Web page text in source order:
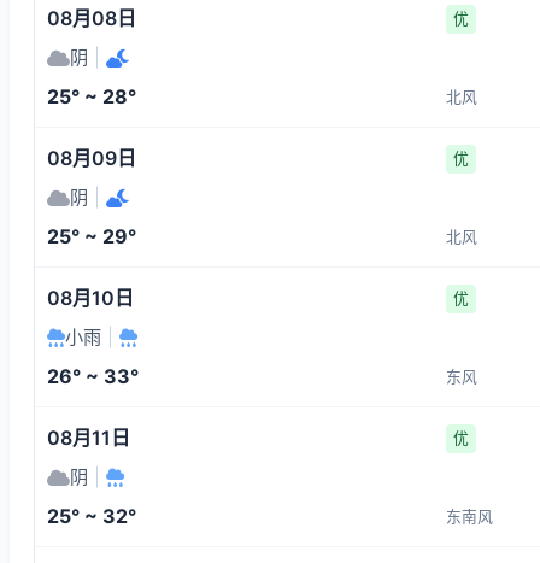
08月08日 优
阴
25° ~ 28° 北风
08月09日 优
阴
25° ~ 29° 北风
08月10日 优
小雨
26° ~ 33° 东风
08月11日 优
阴
25° ~ 32° 东南风